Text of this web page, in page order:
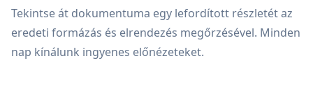
Tekintse át dokumentuma egy lefordított részletét az
eredeti formázás és elrendezés megőrzésével. Minden
nap kínálunk ingyenes előnézeteket.